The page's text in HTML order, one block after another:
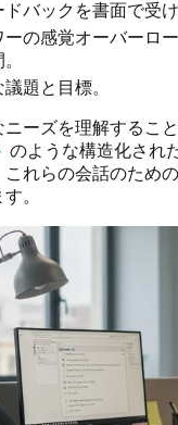
バックを書面で受け
ーの感覚オーバーロ
題と目標。
ーズを理解するこ
のような構造化され
れらの会話のため
。